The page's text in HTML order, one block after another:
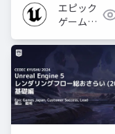
エピック
ゲームズ